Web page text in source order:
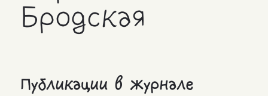
Бродская
Публикации в журнале